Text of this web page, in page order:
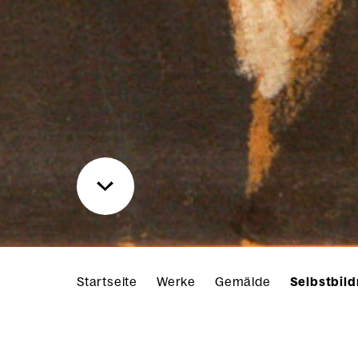
Startseite Werke Gemälde